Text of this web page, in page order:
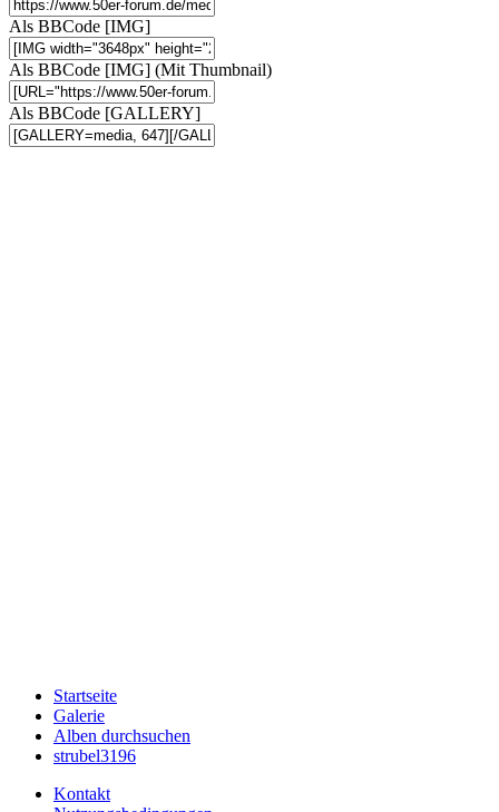
Als BBCode [IMG]
Als BBCode [IMG] (Mit Thumbnail)
Als BBCode [GALLERY]
Startseite
Galerie
Alben durchsuchen
strubel3196
Kontakt